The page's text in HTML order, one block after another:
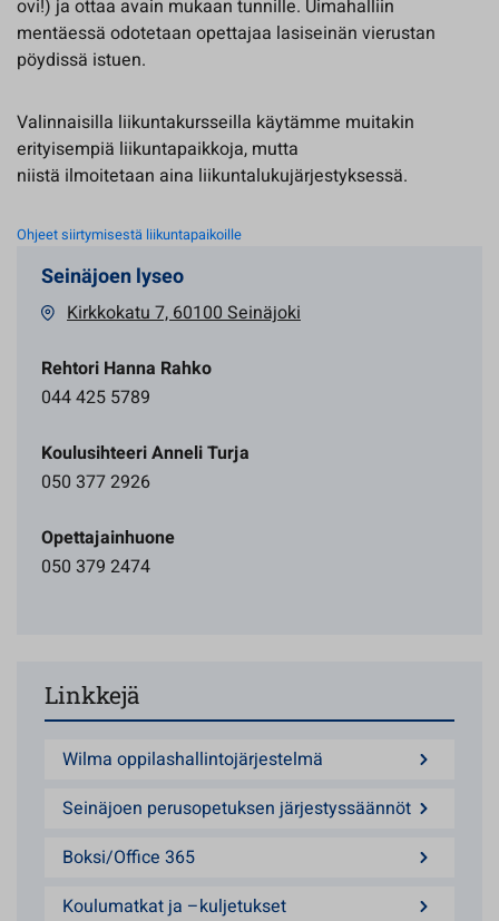
ovi!) ja ottaa avain mukaan tunnille. Uimahalliin
mentäessä odotetaan opettajaa lasiseinän vierustan
pöydissä istuen.
Valinnaisilla liikuntakursseilla käytämme muitakin
erityisempiä liikuntapaikkoja, mutta
niistä ilmoitetaan aina liikuntalukujärjestyksessä.
Ohjeet siirtymisestä liikuntapaikoille
Seinäjoen lyseo
Kirkkokatu 7, 60100 Seinäjoki
Rehtori Hanna Rahko
044 425 5789
Koulusihteeri Anneli Turja
050 377 2926
Opettajainhuone
050 379 2474
Linkkejä
Wilma oppilashallintojärjestelmä
Seinäjoen perusopetuksen järjestyssäännöt
Boksi/Office 365
Koulumatkat ja –kuljetukset